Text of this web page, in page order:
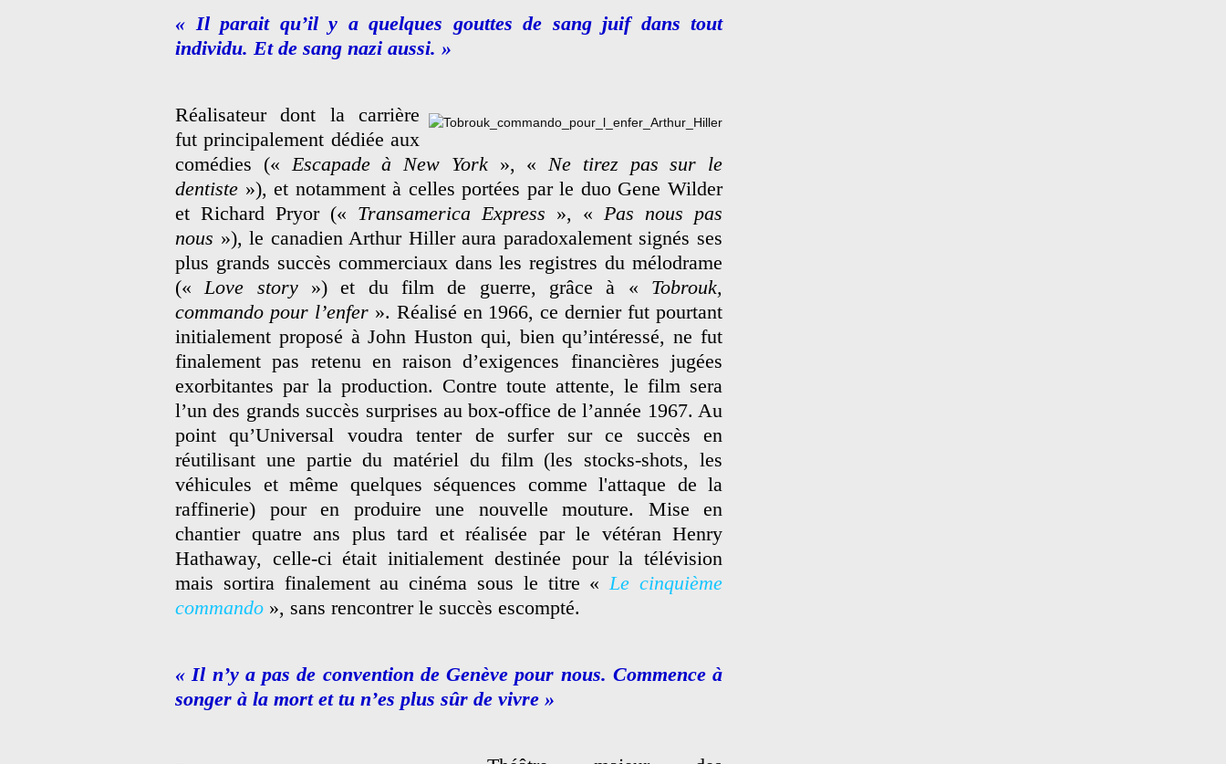
« Il parait qu’il y a quelques gouttes de sang juif dans tout
individu. Et de sang nazi aussi. »
Réalisateur dont la carrière
fut principalement dédiée aux
comédies («Escapade à New York», « Ne tirez pas sur le
dentiste »), et notamment à celles portées par le duo Gene Wilder
et Richard Pryor (« Transamerica Express », « Pas nous pas
nous »), le canadien Arthur Hiller aura paradoxalement signés ses
plus grands succès commerciaux dans les registres du mélodrame
(«Love story») et du film de guerre, grâce à « Tobrouk,
commando pour l’enfer». Réalisé en 1966, ce dernier fut pourtant
initialement proposé à John Huston qui, bien qu’intéressé, ne fut
finalement pas retenu en raison d’exigences financières jugées
exorbitantes par la production. Contre toute attente, le film sera
l’un des grands succès surprises au box-office de l’année 1967. Au
point qu’Universal voudra tenter de surfer sur ce succès en
réutilisant une partie du matériel du film (les stocks-shots, les
véhicules et même quelques séquences comme l'attaque de la
raffinerie) pour en produire une nouvelle mouture. Mise en
chantier quatre ans plus tard et réalisée par le vétéran Henry
Hathaway, celle-ci était initialement destinée pour la télévision
mais sortira finalement au cinéma sous le titre «Le cinquième
commando », sans rencontrer le succès escompté.
« Il n’y a pas de convention de Genève pour nous. Commence à
songer à la mort et tu n’es plus sûr de vivre »